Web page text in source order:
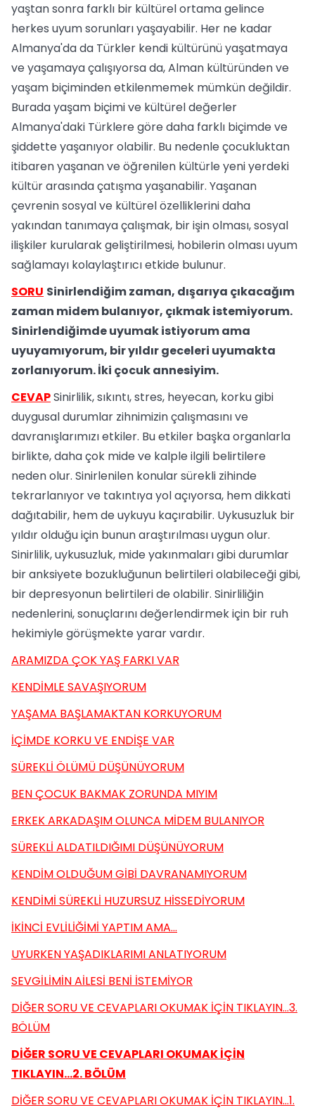
yaştan sonra farklı bir kültürel ortama gelince
herkes uyum sorunları yaşayabilir. Her ne kadar
Almanya'da da Türkler kendi kültürünü yaşatmaya
ve yaşamaya çalışıyorsa da, Alman kültüründen ve
yaşam biçiminden etkilenmemek mümkün değildir.
Burada yaşam biçimi ve kültürel değerler
Almanya'daki Türklere göre daha farklı biçimde ve
şiddette yaşanıyor olabilir. Bu nedenle çocukluktan
itibaren yaşanan ve öğrenilen kültürle yeni yerdeki
kültür arasında çatışma yaşanabilir. Yaşanan
çevrenin sosyal ve kültürel özelliklerini daha
yakından tanımaya çalışmak, bir işin olması, sosyal
ilişkiler kurularak geliştirilmesi, hobilerin olması uyum
sağlamayı kolaylaştırıcı etkide bulunur.
SORU Sinirlendiğim zaman, dışarıya çıkacağım
zaman midem bulanıyor, çıkmak istemiyorum.
Sinirlendiğimde uyumak istiyorum ama
uyuyamıyorum, bir yıldır geceleri uyumakta
zorlanıyorum. İki çocuk annesiyim.
CEVAPSinirlilik, sıkıntı, stres, heyecan, korku gibi
duygusal durumlar zihnimizin çalışmasını ve
davranışlarımızı etkiler. Bu etkiler başka organlarla
birlikte, daha çok mide ve kalple ilgili belirtilere
neden olur. Sinirlenilen konular sürekli zihinde
tekrarlanıyor ve takıntıya yol açıyorsa, hem dikkati
dağıtabilir, hem de uykuyu kaçırabilir. Uykusuzluk bir
yıldır olduğu için bunun araştırılması uygun olur.
Sinirlilik, uykusuzluk, mide yakınmaları gibi durumlar
bir anksiyete bozukluğunun belirtileri olabileceği gibi,
bir depresyonun belirtileri de olabilir. Sinirliliğin
nedenlerini, sonuçlarını değerlendirmek için bir ruh
hekimiyle görüşmekte yarar vardır.
ARAMIZDA ÇOK YAŞ FARKI VAR
KENDİMLE SAVAŞIYORUM
YAŞAMA BAŞLAMAKTAN KORKUYORUM
İÇİMDE KORKU VE ENDİŞE VAR
SÜREKLİ ÖLÜMÜ DÜŞÜNÜYORUM
BEN ÇOCUK BAKMAK ZORUNDA MIYIM
ERKEK ARKADAŞIM OLUNCA MİDEM BULANIYOR
SÜREKLİ ALDATILDIĞIMI DÜŞÜNÜYORUM
KENDİM OLDUĞUM GİBİ DAVRANAMIYORUM
KENDİMİ SÜREKLİ HUZURSUZ HİSSEDİYORUM
İKİNCİ EVLİLİĞİMİ YAPTIM AMA...
UYURKEN YAŞADIKLARIMI ANLATIYORUM
SEVGİLİMİN AİLESİ BENİ İSTEMİYOR
DİĞER SORU VE CEVAPLARI OKUMAK İÇİN TIKLAYIN...3.
BÖLÜM
DİĞER SORU VE CEVAPLARI OKUMAK İÇİN
TIKLAYIN...2. BÖLÜM
DİĞER SORU VE CEVAPLARI OKUMAK İÇİN TIKLAYIN...1.